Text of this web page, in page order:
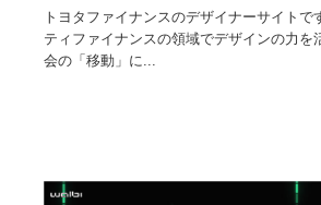
トヨタファイナンスのデザイナーサイトで
ティファイナンスの領域でデザインの力を
会の「移動」に...